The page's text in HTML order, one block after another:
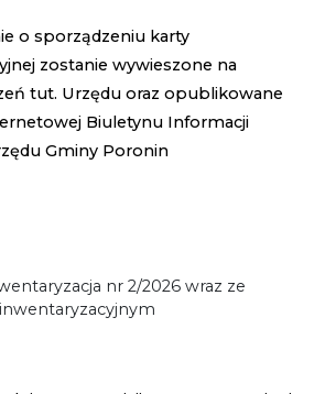
o sporządzeniu karty
zostanie wywieszone na
tut. Urzędu oraz opublikowane
Biuletynu Informacji
Gminy Poronin
nr 2/2026 wraz ze